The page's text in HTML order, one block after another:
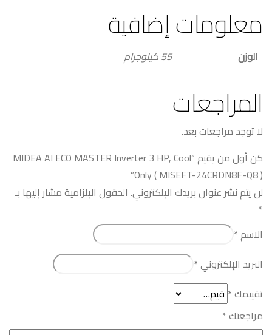
معلومات إضافية
الوزن 55 كيلوجرام
المراجعات
لا توجد مراجعات بعد.
كن أول من يقيم “MIDEA AI ECO MASTER Inverter 3 HP, Cool
Only ( MISEFT-24CRDN8F-Q8 )”
لن يتم نشر عنوان بريدك الإلكتروني. الحقول الإلزامية مشار إليها بـ
*
الاسم *
البريد الإلكتروني*
تقييمك*
مراجعتك*